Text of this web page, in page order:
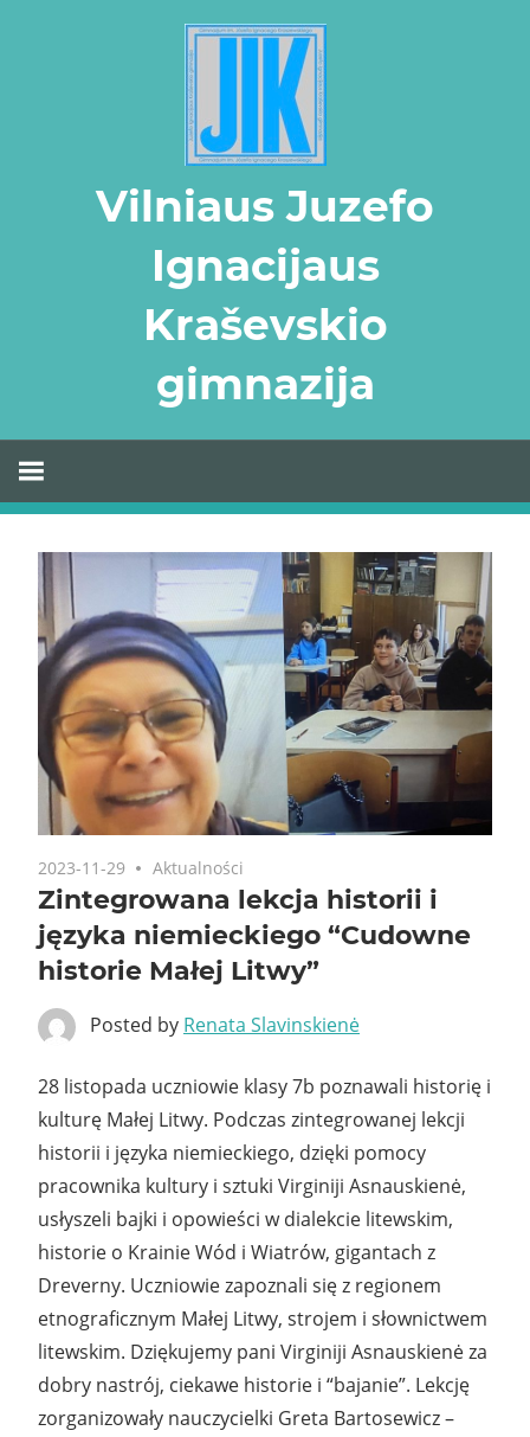
Vilniaus Juzefo
Ignacijaus
Kraševskio
gimnazija
2023-11-29 Aktualności
Zintegrowana lekcja historii i
języka niemieckiego “Cudowne
historie Małej Litwy”
Posted by Renata Slavinskienė
28 listopada uczniowie klasy 7b poznawali historię i
kulturę Małej Litwy. Podczas zintegrowanej lekcji
historii i języka niemieckiego, dzięki pomocy
pracownika kultury i sztuki Virginiji Asnauskienė,
usłyszeli bajki i opowieści w dialekcie litewskim,
historie o Krainie Wód i Wiatrów, gigantach z
Dreverny. Uczniowie zapoznali się z regionem
etnograficznym Małej Litwy, strojem i słownictwem
litewskim. Dziękujemy pani Virginiji Asnauskienė za
dobry nastrój, ciekawe historie i “bajanie”. Lekcję
zorganizowały nauczycielki Greta Bartosewicz –